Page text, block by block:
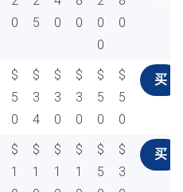
0
5
0
0
0
0
0
$
5
0
$
3
4
$
3
0
$
3
0
$
5
0
$
5
0
买
$
1
$
1
$
1
$
1
$
5
$
3
买